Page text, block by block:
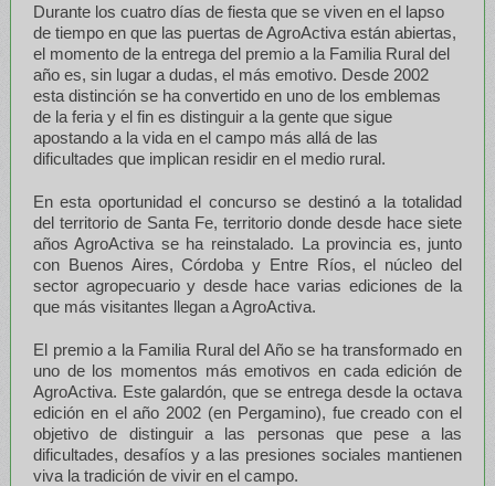
Durante los cuatro días de fiesta que se viven en el lapso
de tiempo en que las puertas de AgroActiva están abiertas,
el momento de la entrega del premio a la Familia Rural del
año es, sin lugar a dudas, el más emotivo. Desde 2002
esta distinción se ha convertido en uno de los emblemas
de la feria y el fin es distinguir a la gente que sigue
apostando a la vida en el campo más allá de las
dificultades que implican residir en el medio rural.
En esta oportunidad el concurso se destinó a la totalidad
del territorio de Santa Fe, territorio donde desde hace siete
años AgroActiva se ha reinstalado. La provincia es, junto
con Buenos Aires, Córdoba y Entre Ríos, el núcleo del
sector agropecuario y desde hace varias ediciones de la
que más visitantes llegan a AgroActiva.
El premio a la Familia Rural del Año se ha transformado en
uno de los momentos más emotivos en cada edición de
AgroActiva. Este galardón, que se entrega desde la octava
edición en el año 2002 (en Pergamino), fue creado con el
objetivo de distinguir a las personas que pese a las
dificultades, desafíos y a las presiones sociales mantienen
viva la tradición de vivir en el campo.